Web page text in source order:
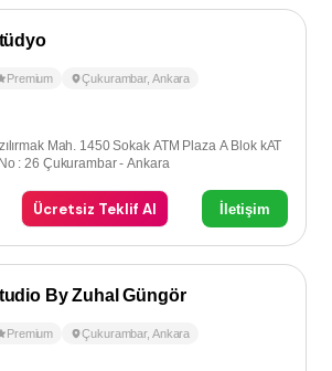
Premium Çukurambar, Ankara
Mah. 1450 Sokak ATM Plaza A Blok kAT
: 26 Çukurambar - Ankara
Ücretsiz Teklif Al İletişim
By Zuhal Güngör
Premium Çukurambar, Ankara